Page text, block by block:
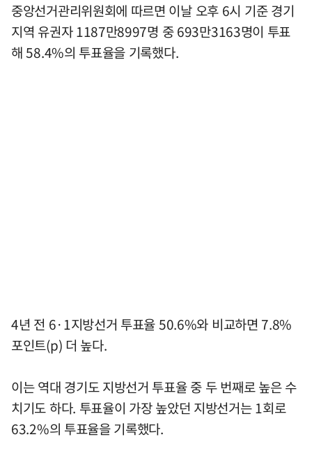
중앙선거관리위원회에 따르면 이날 오후 6시 기준 경기
지역 유권자 1187만8997명 중 693만3163명이 투표
해 58.4%의 투표율을 기록했다.
4년 전 6·1지방선거 투표율 50.6%와 비교하면 7.8%
포인트(p) 더 높다.
이는 역대 경기도 지방선거 투표율 중 두 번째로 높은 수
치기도 하다. 투표율이 가장 높았던 지방선거는 1회로
63.2%의 투표율을 기록했다.